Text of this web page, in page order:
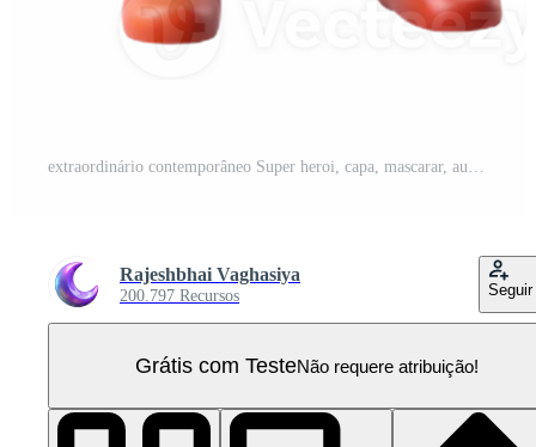
extraordinário contemporâneo Super heroi, capa, mascarar, autêntico PNG Pro
Rajeshbhai Vaghasiya
200.797 Recursos Seguir
Grátis com TesteNão requere atribuição!